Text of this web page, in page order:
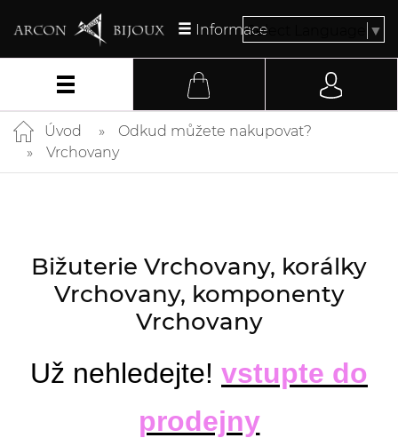
InformaceSelect Language ▼
Úvod
Odkud můžete nakupovat?
Vrchovany
Bižuterie Vrchovany, korálky
Vrchovany, komponenty
Vrchovany
Už nehledejte! vstupte do
prodejny